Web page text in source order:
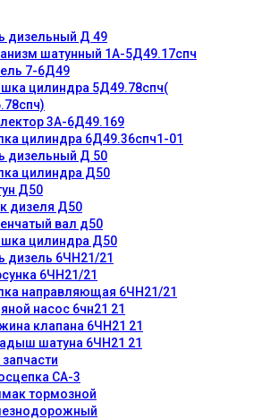
дизельный Д 49
шатунный 1А-5Д49.17спч
7-6Д49
цилиндра 5Д49.78спч(
3А-6Д49.169
цилиндра 6Д49.36спч1-01
дизельный Д 50
цилиндра Д50
Д50
дизеля Д50
вал д50
цилиндра Д50
дизель 6ЧН21/21
6ЧН21/21
направляющая 6ЧН21/21
насос 6чн21 21
клапана 6ЧН21 21
шатуна 6ЧН21 21
СА-3
тормозной